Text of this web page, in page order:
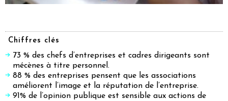
Chiffres clés
73 % des chefs d’entreprises et cadres dirigeants sont
mécènes à titre personnel.
88 % des entreprises pensent que les associations
améliorent l’image et la réputation de l’entreprise.
91% de l’opinion publique est sensible aux actions de